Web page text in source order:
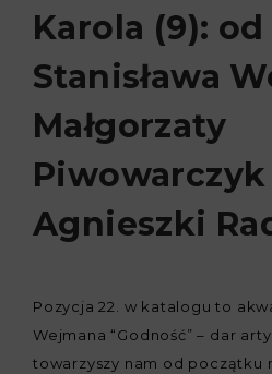
NAPISALI O NAS
GALERIA
NASI BENEFICJENCI
SULEJMAN
WYDARZENIA
KONTAKT
REJESTRACJA
Karola (9): od
Stanisława
Małgorzaty
Piwowarczyk
Agnieszki
Pozycja 22. w katalogu to
Wejmana “Godność” – dar
towarzyszy nam od początku